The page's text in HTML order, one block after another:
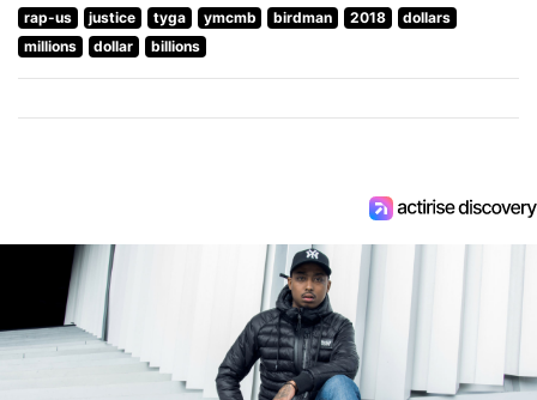
rap-us justice tyga ymcmb birdman 2018
dollars
millions
dollar billions